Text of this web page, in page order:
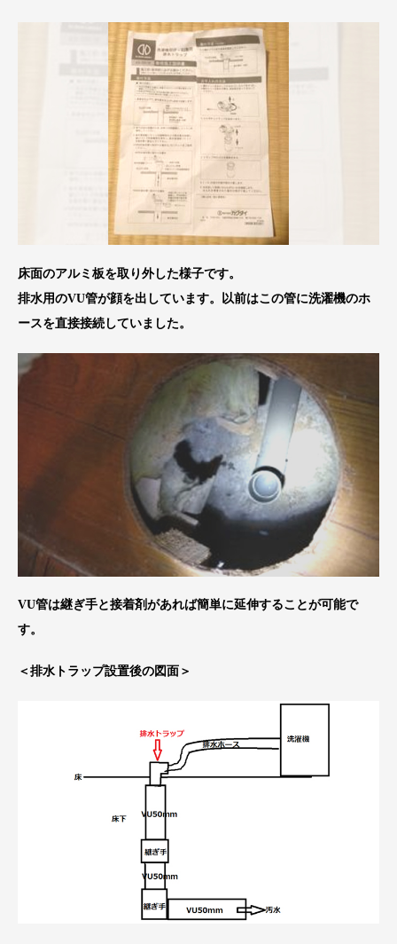
床面のアルミ板を取り外した様子です。
排水用のVU管が顔を出しています。以前はこの管に洗濯機のホ
ースを直接接続していました。
VU管は継ぎ手と接着剤があれば簡単に延伸することが可能で
す。
＜排水トラップ設置後の図面＞